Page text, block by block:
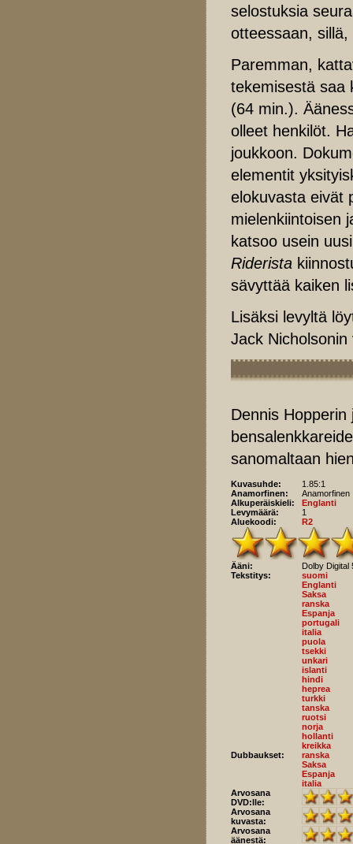
selostuksia
otteessaan,
Paremman,
tekemisestä saa
(64 min.).
olleet henkilöt.
joukkoon.
elementit
elokuvasta eivät
mielenkiintoisen
katsoo usein
Riderista
sävyttää kaiken
Lisäksi levyltä
Jack Nicholsonin
Dennis
sanomaltaan
Kuvasuhde:
1.85:1
Anamorfinen:
Anamorfinen
Alkuperäiskieli:
Englanti
Levymäärä:
1
Aluekoodi:
R2
Ääni:
Dolby Digital
Tekstitys:
suomi
Englanti
Saksa
ranska
Espanja
portugali
italia
puola
tsekki
unkari
islanti
hindi
heprea
turkki
tanska
ruotsi
norja
hollanti
kreikka
Dubbaukset:
ranska
Saksa
Espanja
italia
Arvosana
DVD:lle:
Arvosana
kuvasta:
Arvosana
äänestä: